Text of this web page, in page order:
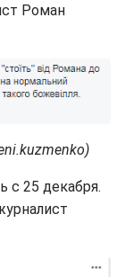
Роман
с 25 декабря.